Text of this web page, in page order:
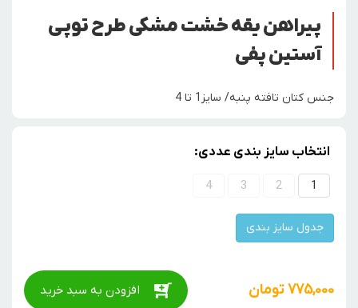
پیراهن یقه خشت مشکی طرح توپی
آستین پفی
جنس کتان تافته پنبه/ سایز1 تا 4
انتخاب سایز بندی عددی:
1
2
3
4
جدول سایز بندی
775,000تومان افزودن به سبد خرید